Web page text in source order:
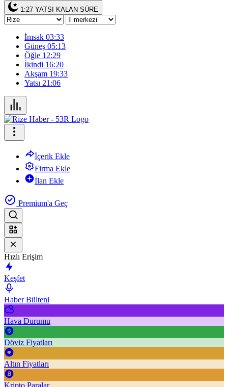
1:27 YATSI KALAN SÜRE
İmsak 03:33
Güneş 05:13
Öğle 12:29
İkindi 16:20
Akşam 19:33
Yatsı 21:06
İçerik Ekle
Firma Ekle
İlan Ekle
Premium'a Geç
Hızlı Erişim
Keşfet
Haber Bülteni
Hava Durumu
Döviz Fiyatları
Altın Fiyatları
Kripto Paralar